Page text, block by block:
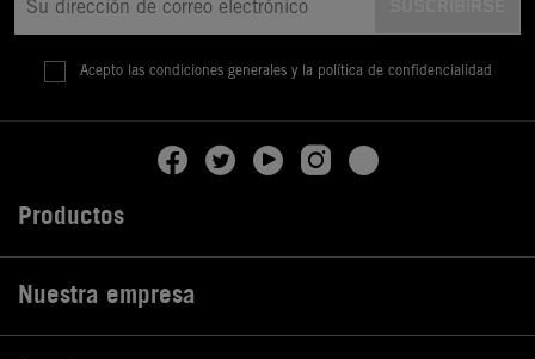
Acepto las condiciones generales y la política de confidencialidad
Productos
Nuestra empresa